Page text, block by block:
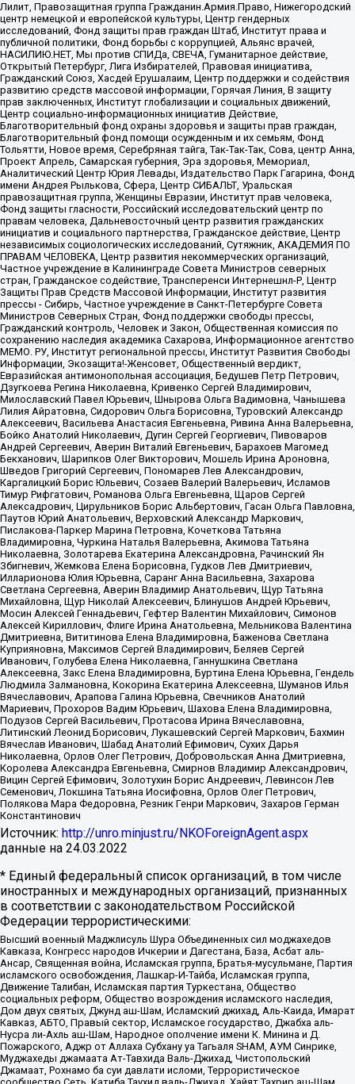
Лилит, Правозащитная группа Гражданин.Армия.Право, Нижегородский
центр немецкой и европейской культуры, Центр гендерных
исследований, Фонд защиты прав граждан Штаб, Институт права и
публичной политики, Фонд борьбы с коррупцией, Альянс врачей,
НАСИЛИЮ.НЕТ, Мы против СПИДа, СВЕЧА, Гуманитарное действие,
Открытый Петербург, Лига Избирателей, Правовая инициатива,
Гражданский Союз, Хасдей Ерушалаим, Центр поддержки и содействия
развитию средств массовой информации, Горячая Линия, В защиту
прав заключенных, Институт глобализации и социальных движений,
Центр социально-информационных инициатив Действие,
Благотворительный фонд охраны здоровья и защиты прав граждан,
Благотворительный фонд помощи осужденным и их семьям, Фонд
Тольятти, Новое время, Серебряная тайга, Так-Так-Так, Сова, центр Анна,
Проект Апрель, Самарская губерния, Эра здоровья, Мемориал,
Аналитический Центр Юрия Левады, Издательство Парк Гагарина, Фонд
имени Андрея Рылькова, Сфера, Центр СИБАЛЬТ, Уральская
правозащитная группа, Женщины Евразии, Институт прав человека,
Фонд защиты гласности, Российский исследовательский центр по
правам человека, Дальневосточный центр развития гражданских
инициатив и социального партнерства, Гражданское действие, Центр
независимых социологических исследований, Сутяжник, АКАДЕМИЯ ПО
ПРАВАМ ЧЕЛОВЕКА, Центр развития некоммерческих организаций,
Частное учреждение в Калининграде Совета Министров северных
стран, Гражданское содействие, Трансперенси Интернешнл-Р, Центр
Защиты Прав Средств Массовой Информации, Институт развития
прессы - Сибирь, Частное учреждение в Санкт-Петербурге Совета
Министров Северных Стран, Фонд поддержки свободы прессы,
Гражданский контроль, Человек и Закон, Общественная комиссия по
сохранению наследия академика Сахарова, Информационное агентство
МЕМО. РУ, Институт региональной прессы, Институт Развития Свободы
Информации, Экозащита!-Женсовет, Общественный вердикт,
Евразийская антимонопольная ассоциация, Бедушев Петр Петрович,
Дзугкоева Регина Николаевна, Кривенко Сергей Владимирович,
Милославский Павел Юрьевич, Шнырова Ольга Вадимовна, Чанышева
Лилия Айратовна, Сидорович Ольга Борисовна, Туровский Александр
Алексеевич, Васильева Анастасия Евгеньевна, Ривина Анна Валерьевна,
Бойко Анатолий Николаевич, Дугин Сергей Георгиевич, Пивоваров
Андрей Сергеевич, Аверин Виталий Евгеньевич, Барахоев Магомед
Бекханович, Шарипков Олег Викторович, Мошель Ирина Ароновна,
Шведов Григорий Сергеевич, Пономарев Лев Александрович,
Каргалицкий Борис Юльевич, Созаев Валерий Валерьевич, Исламов
Тимур Рифгатович, Романова Ольга Евгеньевна, Щаров Сергей
Алексадрович, Цирульников Борис Альбертович, Гасан Ольга Павловна,
Паутов Юрий Анатольевич, Верховский Александр Маркович,
Пислакова-Паркер Марина Петровна, Кочеткова Татьяна
Владимировна, Чуркина Наталья Валерьевна, Акимова Татьяна
Николаевна, Золотарева Екатерина Александровна, Рачинский Ян
Збигневич, Жемкова Елена Борисовна, Гудков Лев Дмитриевич,
Илларионова Юлия Юрьевна, Саранг Анна Васильевна, Захарова
Светлана Сергеевна, Аверин Владимир Анатольевич, Щур Татьяна
Михайловна, Щур Николай Алексеевич, Блинушов Андрей Юрьевич,
Мосин Алексей Геннадьевич, Гефтер Валентин Михайлович, Симонов
Алексей Кириллович, Флиге Ирина Анатольевна, Мельникова Валентина
Дмитриевна, Вититинова Елена Владимировна, Баженова Светлана
Куприяновна, Максимов Сергей Владимирович, Беляев Сергей
Иванович, Голубева Елена Николаевна, Ганнушкина Светлана
Алексеевна, Закс Елена Владимировна, Буртина Елена Юрьевна, Гендель
Людмила Залмановна, Кокорина Екатерина Алексеевна, Шуманов Илья
Вячеславович, Арапова Галина Юрьевна, Свечников Анатолий
Мариевич, Прохоров Вадим Юрьевич, Шахова Елена Владимировна,
Подузов Сергей Васильевич, Протасова Ирина Вячеславовна,
Литинский Леонид Борисович, Лукашевский Сергей Маркович, Бахмин
Вячеслав Иванович, Шабад Анатолий Ефимович, Сухих Дарья
Николаевна, Орлов Олег Петрович, Добровольская Анна Дмитриевна,
Королева Александра Евгеньевна, Смирнов Владимир Александрович,
Вицин Сергей Ефимович, Золотухин Борис Андреевич, Левинсон Лев
Семенович, Локшина Татьяна Иосифовна, Орлов Олег Петрович,
Полякова Мара Федоровна, Резник Генри Маркович, Захаров Герман
Константинович
Источник: http://unro.minjust.ru/NKOForeignAgent.aspx
данные на 24.03.2022
* Единый федеральный список организаций, в том числе
иностранных и международных организаций, признанных
в соответствии с законодательством Российской
Федерации террористическими:
Высший военный Маджлисуль Шура Объединенных сил моджахедов
Кавказа, Конгресс народов Ичкерии и Дагестана, База, Асбат аль-
Ансар, Священная война, Исламская группа, Братья-мусульмане, Партия
исламского освобождения, Лашкар-И-Тайба, Исламская группа,
Движение Талибан, Исламская партия Туркестана, Общество
социальных реформ, Общество возрождения исламского наследия,
Дом двух святых, Джунд аш-Шам, Исламский джихад, Аль-Каида, Имарат
Кавказ, АБТО, Правый сектор, Исламское государство, Джабха аль-
Нусра ли-Ахль аш-Шам, Народное ополчение имени К. Минина и Д.
Пожарского, Аджр от Аллаха Субхану уа Тагьаля SHAM, АУМ Синрике,
Муджахеды джамаата Ат-Тавхида Валь-Джихад, Чистопольский
Джамаат, Рохнамо ба суи давлати исломи, Террористическое